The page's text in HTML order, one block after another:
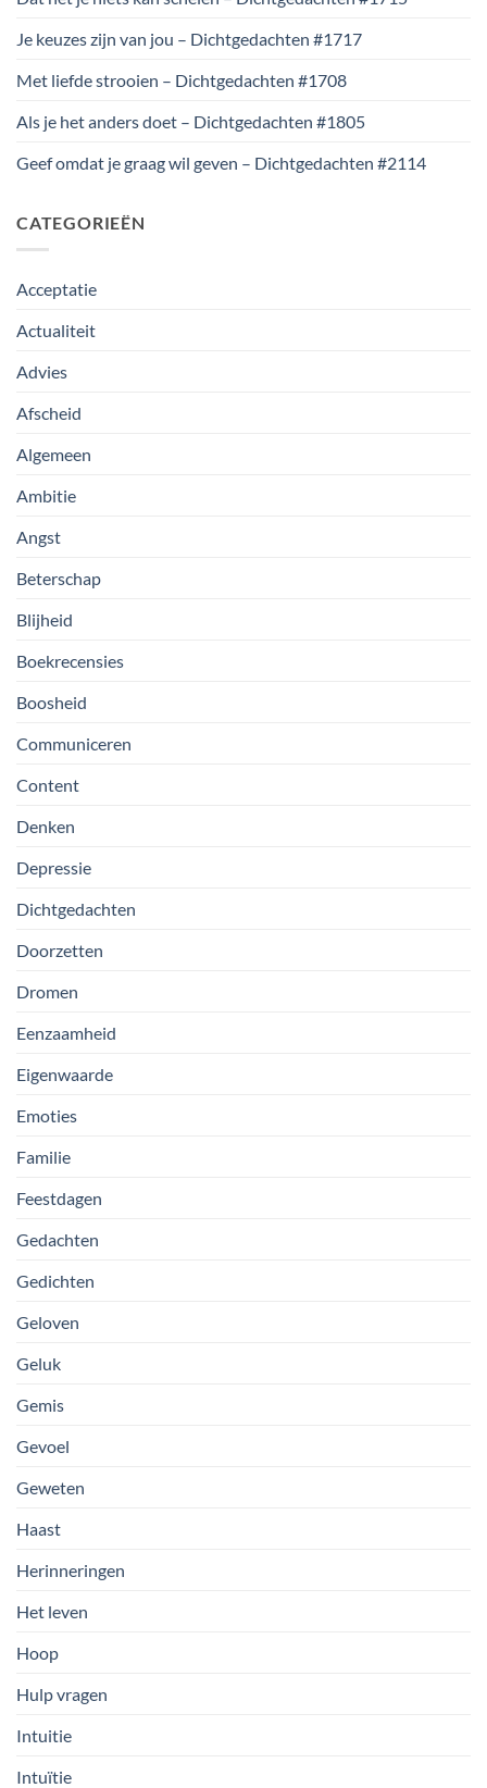
Je keuzes zijn van jou – Dichtgedachten #1717
Met liefde strooien – Dichtgedachten #1708
Als je het anders doet – Dichtgedachten #1805
Geef omdat je graag wil geven – Dichtgedachten #2114
CATEGORIEËN
Acceptatie
Actualiteit
Advies
Afscheid
Algemeen
Ambitie
Angst
Beterschap
Blijheid
Boekrecensies
Boosheid
Communiceren
Content
Denken
Depressie
Dichtgedachten
Doorzetten
Dromen
Eenzaamheid
Eigenwaarde
Emoties
Familie
Feestdagen
Gedachten
Gedichten
Geloven
Geluk
Gemis
Gevoel
Geweten
Haast
Herinneringen
Het leven
Hoop
Hulp vragen
Intuitie
Intuïtie